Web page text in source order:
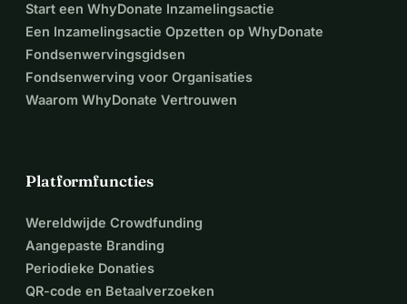
Start een WhyDonate Inzamelingsactie
Een Inzamelingsactie Opzetten op WhyDonate
Fondsenwervingsgidsen
Fondsenwerving voor Organisaties
Waarom WhyDonate Vertrouwen
Platformfuncties
Wereldwijde Crowdfunding
Aangepaste Branding
Periodieke Donaties
QR-code en Betaalverzoeken